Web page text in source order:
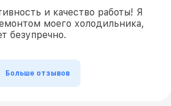
и качество работы! Я
моего холодильника,
безупречно.
Больше отзывов